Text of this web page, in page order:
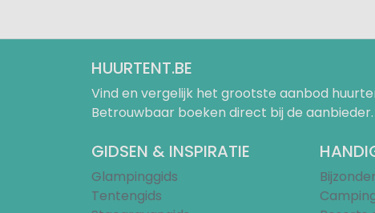
HUURTENT.BE
Vind en vergelijk het grootste aanbod
Betrouwbaar boeken direct bij de aanbieder.
GIDSEN & INSPIRATIE
Glampinggids
Tentengids